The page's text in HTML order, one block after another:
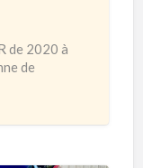
de 2020 à
de